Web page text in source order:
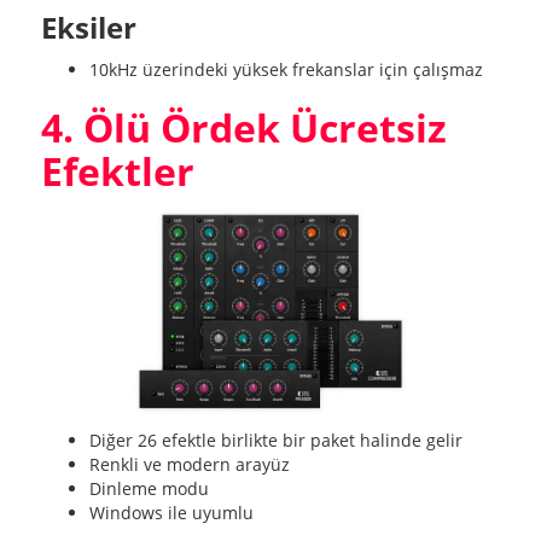
Eksiler
10kHz üzerindeki yüksek frekanslar için çalışmaz
4. Ölü Ördek Ücretsiz
Efektler
Diğer 26 efektle birlikte bir paket halinde gelir
Renkli ve modern arayüz
Dinleme modu
Windows ile uyumlu